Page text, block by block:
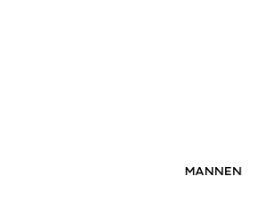
MANNEN